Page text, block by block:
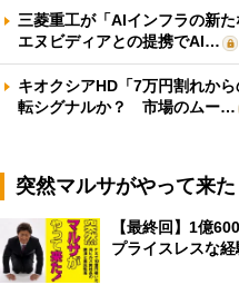
三菱重工が「AIインフラの新
エヌビディアとの提携でAI…
キオクシアHD「7万円割れか
転シグナルか？ 市場のムー…
突然マルサがやって来た
【最終回】1億
プライスレスな